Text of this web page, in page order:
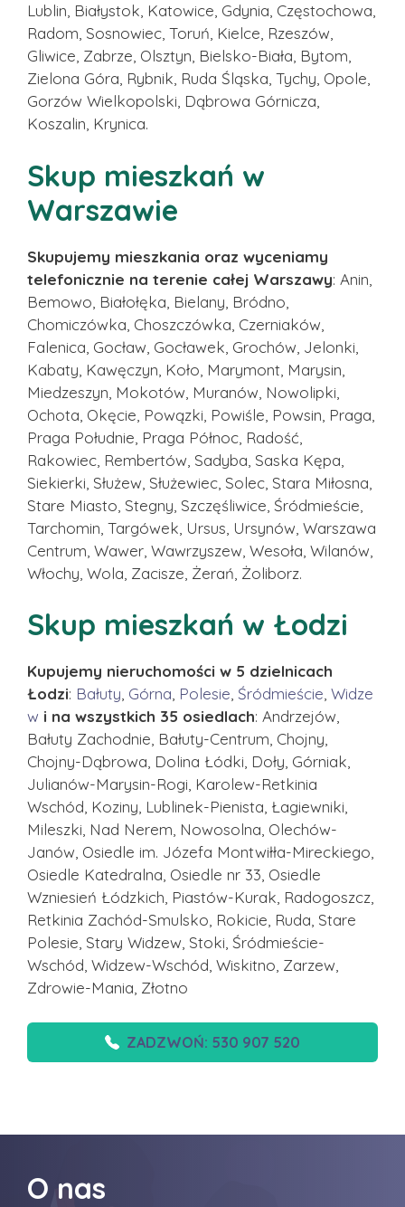
Lublin, Białystok, Katowice, Gdynia, Częstochowa,
Radom, Sosnowiec, Toruń, Kielce, Rzeszów,
Gliwice, Zabrze, Olsztyn, Bielsko-Biała, Bytom,
Zielona Góra, Rybnik, Ruda Śląska, Tychy, Opole,
Gorzów Wielkopolski, Dąbrowa Górnicza,
Koszalin, Krynica.
Skup mieszkań w
Warszawie
Skupujemy mieszkania oraz wyceniamy
telefonicznie na terenie całej Warszawy: Anin,
Bemowo, Białołęka, Bielany, Bródno,
Chomiczówka, Choszczówka, Czerniaków,
Falenica, Gocław, Gocławek, Grochów, Jelonki,
Kabaty, Kawęczyn, Koło, Marymont, Marysin,
Miedzeszyn, Mokotów, Muranów, Nowolipki,
Ochota, Okęcie, Powązki, Powiśle, Powsin, Praga,
Praga Południe, Praga Północ, Radość,
Rakowiec, Rembertów, Sadyba, Saska Kępa,
Siekierki, Służew, Służewiec, Solec, Stara Miłosna,
Stare Miasto, Stegny, Szczęśliwice, Śródmieście,
Tarchomin, Targówek, Ursus, Ursynów, Warszawa
Centrum, Wawer, Wawrzyszew, Wesoła, Wilanów,
Włochy, Wola, Zacisze, Żerań, Żoliborz.
Skup mieszkań w Łodzi
Kupujemy nieruchomości w 5 dzielnicach
Łodzi: Bałuty, Górna, Polesie, Śródmieście, Widze
w i na wszystkich 35 osiedlach: Andrzejów,
Bałuty Zachodnie, Bałuty-Centrum, Chojny,
Chojny-Dąbrowa, Dolina Łódki, Doły, Górniak,
Julianów-Marysin-Rogi, Karolew-Retkinia
Wschód, Koziny, Lublinek-Pienista, Łagiewniki,
Mileszki, Nad Nerem, Nowosolna, Olechów-
Janów, Osiedle im. Józefa Montwiłła-Mireckiego,
Osiedle Katedralna, Osiedle nr 33, Osiedle
Wzniesień Łódzkich, Piastów-Kurak, Radogoszcz,
Retkinia Zachód-Smulsko, Rokicie, Ruda, Stare
Polesie, Stary Widzew, Stoki, Śródmieście-
Wschód, Widzew-Wschód, Wiskitno, Zarzew,
Zdrowie-Mania, Złotno
ZADZWOŃ: 530 907 520
O nas